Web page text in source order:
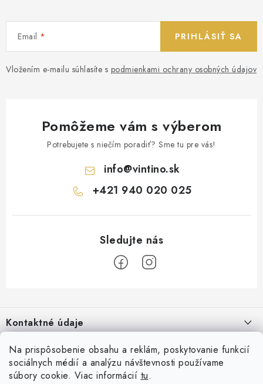
Na prispôsobenie obsahu a reklám, poskytovanie funkcií
sociálnych médií a analýzu návštevnosti používame
súbory cookie. Viac informácií tu.
Email
Vložením e-mailu súhlasíte s podmienkami ochrany osobných údajov
PRIHLÁSIŤ SA
Pomôžeme vám s výberom
Potrebujete s niečím poradiť? Sme tu pre vás!
info@vintino.sk
+421 940 020 025
pKontaktné údaje
Vintino.sk
Prevádzkovateľ: LAURES s.r.o.
O nás
Všeobecné obchodné podmienky